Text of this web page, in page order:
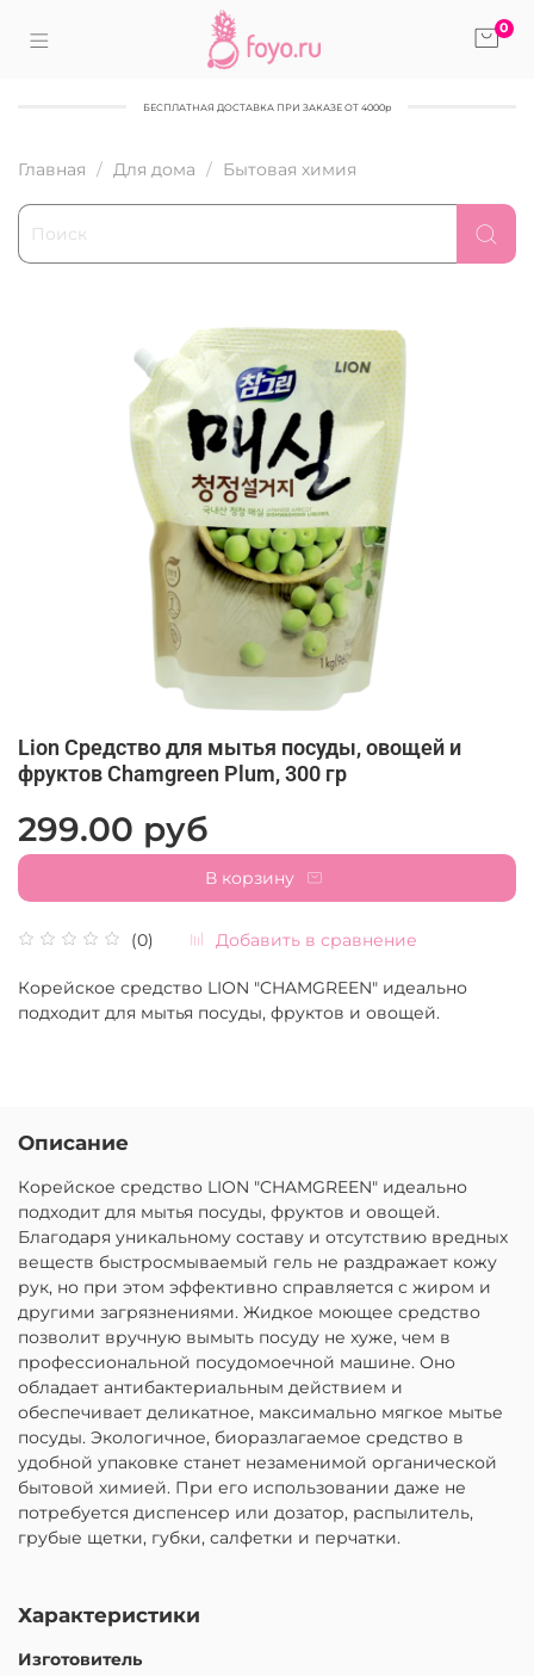
0
БЕСПЛАТНАЯ ДОСТАВКА ПРИ ЗАКАЗЕ ОТ 4000р
Главная Для дома Бытовая химия
Lion Средство для мытья посуды, овощей и
фруктов Chamgreen Plum, 300 гр
(0) Добавить в сравнение
299.00 руб
В корзину
Корейское средство LION "CHAMGREEN" идеально
подходит для мытья посуды, фруктов и овощей.
Описание
Корейское средство LION "CHAMGREEN" идеально
подходит для мытья посуды, фруктов и овощей.
Благодаря уникальному составу и отсутствию вредных
веществ быстросмываемый гель не раздражает кожу
рук, но при этом эффективно справляется с жиром и
другими загрязнениями. Жидкое моющее средство
позволит вручную вымыть посуду не хуже, чем в
профессиональной посудомоечной машине. Оно
обладает антибактериальным действием и
обеспечивает деликатное, максимально мягкое мытье
посуды. Экологичное, биоразлагаемое средство в
удобной упаковке станет незаменимой органической
бытовой химией. При его использовании даже не
потребуется диспенсер или дозатор, распылитель,
грубые щетки, губки, салфетки и перчатки.
Характеристики
Изготовитель